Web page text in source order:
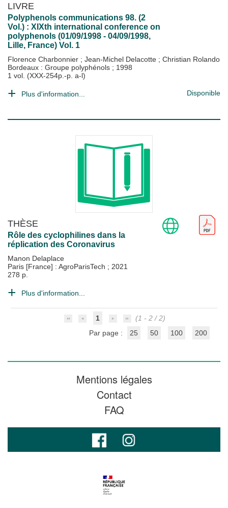
LIVRE
Polyphenols communications 98. (2
Vol.) : XIXth international conference on
polyphenols (01/09/1998 - 04/09/1998,
Lille, France) Vol. 1
Florence Charbonnier ; Jean-Michel Delacotte ; Christian Rolando
Bordeaux : Groupe polyphénols ; 1998
1 vol. (XXX-254p.-p. a-l)
Plus d'information... Disponible
THÈSE
Rôle des cyclophilines dans la
réplication des Coronavirus
Manon Delaplace
Paris [France] : AgroParisTech ; 2021
278 p.
Plus d'information...
1
(1 - 2 / 2)
Par page :
25 50 100 200
Mentions légales
Contact
FAQ